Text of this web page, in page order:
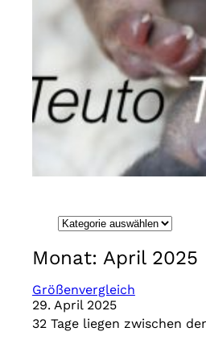
Direkt
wechseln
K
t
e
g
o
Monat: April 2025
Größenvergleich
29. April 2025
32 Tage liegen zwischen